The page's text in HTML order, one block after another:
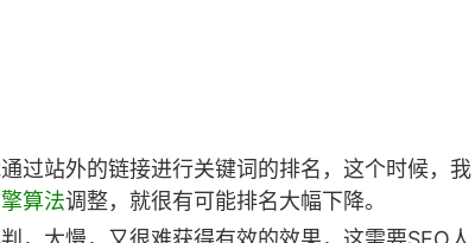
过站外的链接进行关键词的排名，这个时候，我
算法调整，就很有可能排名大幅下降。